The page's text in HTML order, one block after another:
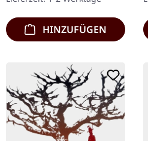
the Eastern…
HINZUFÜGEN